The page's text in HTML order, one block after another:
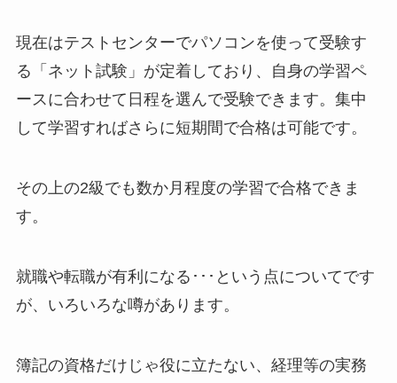
現在はテストセンターでパソコンを使って受験す
る「ネット試験」が定着しており、自身の学習ペ
ースに合わせて日程を選んで受験できます。集中
して学習すればさらに短期間で合格は可能です。
その上の2級でも数か月程度の学習で合格できま
す。
就職や転職が有利になる･･･という点についてです
が、いろいろな噂があります。
簿記の資格だけじゃ役に立たない、経理等の実務